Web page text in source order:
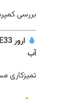
بررسی
آب
تمیزکاری